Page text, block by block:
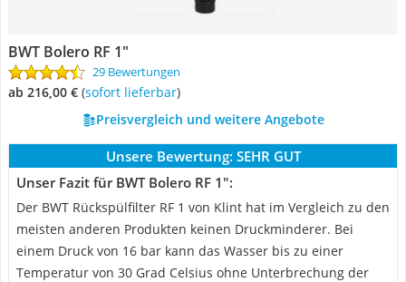
BWT Bolero RF 1"
29 Bewertungen
ab 216,00 € ( Sofort lieferbar)
Preisvergleich und weitere Angebote
Unsere Bewertung: SEHR GUT
Unser Fazit für BWT Bolero RF 1":
Der BWT Rückspülfilter RF 1 von Klint hat im Vergleich zu den
meisten anderen Produkten keinen Druckminderer. Bei
einem Druck von 16 bar kann das Wasser bis zu einer
Temperatur von 30 Grad Celsius ohne Unterbrechung der